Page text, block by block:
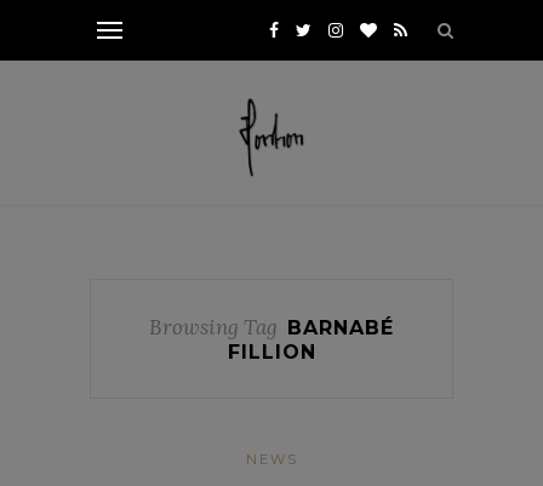
Browsing Tag BARNABÉ
FILLION
NEWS